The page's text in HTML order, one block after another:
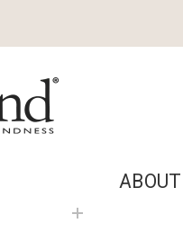
ABOUT